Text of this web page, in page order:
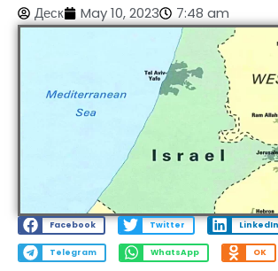
Деск May 10, 2023 7:48 am
Facebook Twitter LinkedIn
Telegram WhatsApp OK